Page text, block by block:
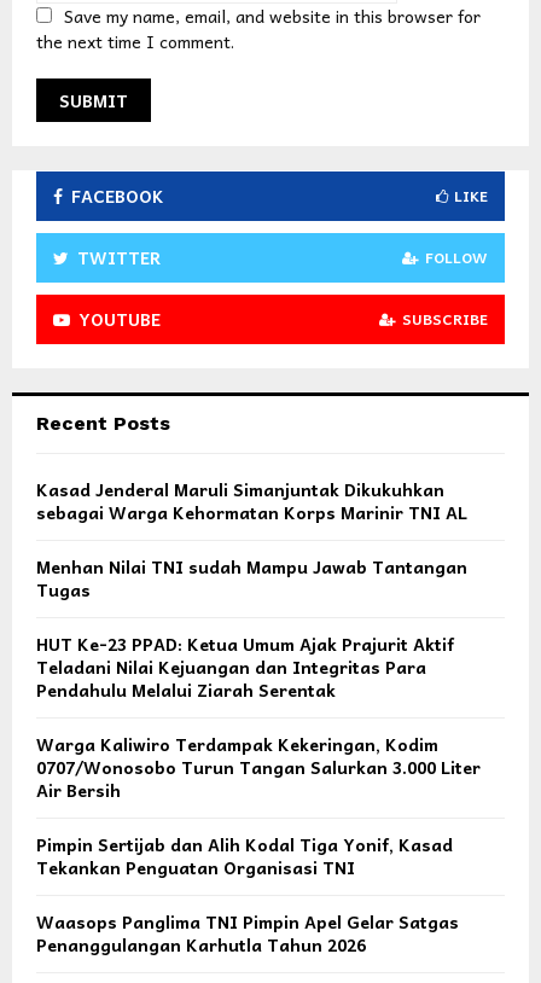
Save my name, email, and website in this browser for
the next time I comment.
FACEBOOK LIKE
TWITTER FOLLOW
YOUTUBE SUBSCRIBE
Recent Posts
Kasad Jenderal Maruli Simanjuntak Dikukuhkan
sebagai Warga Kehormatan Korps Marinir TNI AL
Menhan Nilai TNI sudah Mampu Jawab Tantangan
Tugas
HUT Ke-23 PPAD: Ketua Umum Ajak Prajurit Aktif
Teladani Nilai Kejuangan dan Integritas Para
Pendahulu Melalui Ziarah Serentak
Warga Kaliwiro Terdampak Kekeringan, Kodim
0707/Wonosobo Turun Tangan Salurkan 3.000 Liter
Air Bersih
Pimpin Sertijab dan Alih Kodal Tiga Yonif, Kasad
Tekankan Penguatan Organisasi TNI
Waasops Panglima TNI Pimpin Apel Gelar Satgas
Penanggulangan Karhutla Tahun 2026